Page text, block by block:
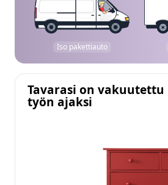
Iso pakettiauto
Tavarasi on vakuutettu
työn ajaksi